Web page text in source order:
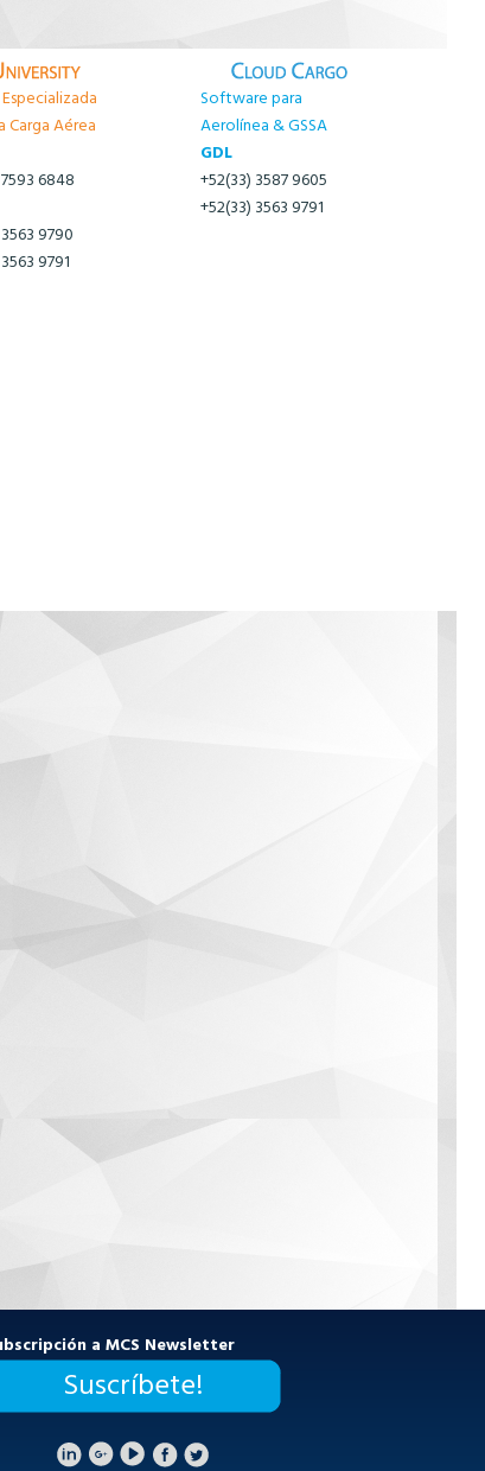
Carga Aérea
6848
9790
9791
Software para
Aerolínea & GSSA
GDL
+52(33) 3587 9605
+52(33) 3563 9791
a MCS Newsletter